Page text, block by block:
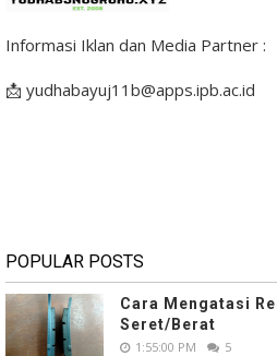
Informasi Iklan dan Media Partner :
📩 yudhabayuj11b@apps.ipb.ac.id
POPULAR POSTS
Cara Mengatasi
Seret/Berat
1:55:00 PM 5